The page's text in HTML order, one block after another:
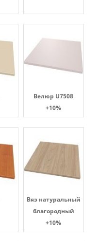
Велюр U7508
+10%
Вяз натуральный
благородный
+10%